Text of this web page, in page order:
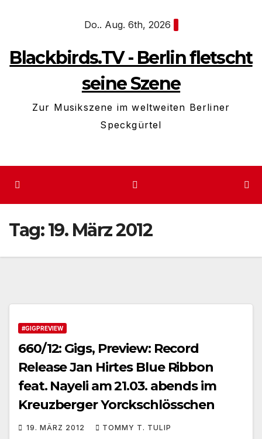
Do.. Aug. 6th, 2026
Blackbirds.TV - Berlin fletscht
seine Szene
Zur Musikszene im weltweiten Berliner
Speckgürtel
Tag:19. März 2012
#GIGPREVIEW
660/12: Gigs, Preview: Record
Release Jan Hirtes Blue Ribbon
feat. Nayeli am 21.03. abends im
Kreuzberger Yorckschlösschen
19. MÄRZ 2012 TOMMY T. TULIP